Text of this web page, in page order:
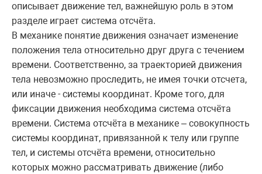
описывает движение тел, важнейшую роль в этом
разделе играет система отсчёта.
В механике понятие движения означает изменение
положения тела относительно друг друга с течением
времени. Соответственно, за траекторией движения
тела невозможно проследить, не имея точки отсчета,
или иначе - системы координат. Кроме того, для
фиксации движения необходима система отсчёта
времени. Система отсчёта в механике – совокупность
системы координат, привязанной к телу или группе
тел, и системы отсчёта времени, относительно
которых можно рассматривать движение (либо